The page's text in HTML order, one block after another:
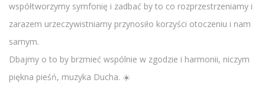
współtworzymy symfonię i zadbać by to co rozprzestrzeniamy i
zarazem urzeczywistniamy przynosiło korzyści otoczeniu i nam
samym.
Dbajmy o to by brzmieć wspólnie w zgodzie i harmonii, niczym
piękna pieśń, muzyka Ducha. ☀️